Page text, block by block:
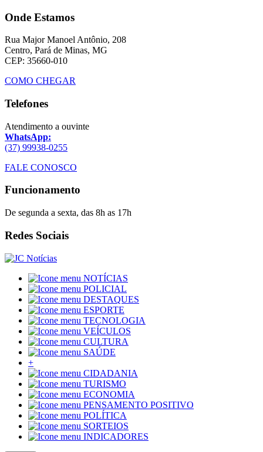
Onde Estamos
Rua Major Manoel Antônio, 208
Centro, Pará de Minas, MG
CEP: 35660-010
COMO CHEGAR
Telefones
Atendimento a ouvinte
WhatsApp:
(37) 99938-0255
FALE CONOSCO
Funcionamento
De segunda a sexta, das 8h as 17h
Redes Sociais
NOTÍCIAS
POLICIAL
DESTAQUES
ESPORTE
TECNOLOGIA
VEÍCULOS
CULTURA
SAÚDE
+
CIDADANIA
TURISMO
ECONOMIA
PENSAMENTO POSITIVO
POLÍTICA
SORTEIOS
INDICADORES